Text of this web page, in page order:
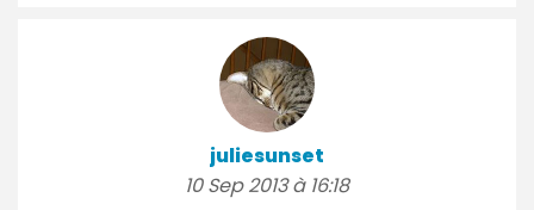
juliesunset
10 Sep 2013 à 16:18